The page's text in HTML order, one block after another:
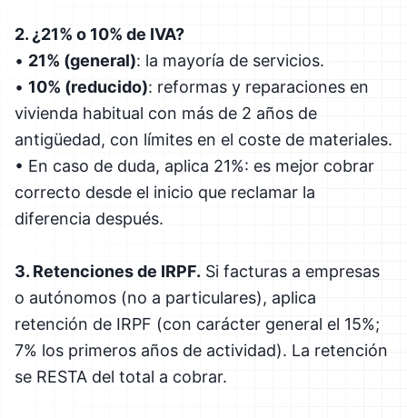
2. ¿21% o 10% de IVA?
• 21% (general): la mayoría de servicios.
• 10% (reducido): reformas y reparaciones en
vivienda habitual con más de 2 años de
antigüedad, con límites en el coste de materiales.
• En caso de duda, aplica 21%: es mejor cobrar
correcto desde el inicio que reclamar la
diferencia después.
3. Retenciones de IRPF. Si facturas a empresas
o autónomos (no a particulares), aplica
retención de IRPF (con carácter general el 15%;
7% los primeros años de actividad). La retención
se RESTA del total a cobrar.